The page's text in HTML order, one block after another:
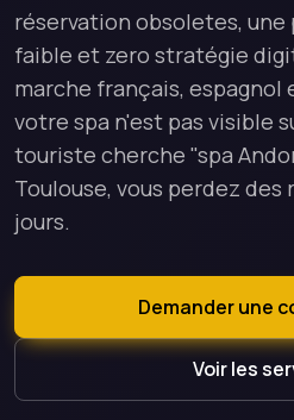
réservation obsoletes, une
faible et zero stratégie
marche français,
votre spa n'est pas visible
touriste cherche "spa
Toulouse, vous perdez
jours.
Demander une
Voir les